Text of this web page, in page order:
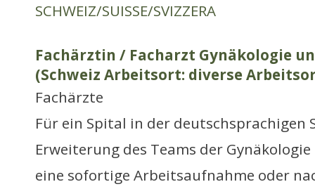
SCHWEIZ/SUISSE/SVIZZERA
Fachärztin / Facharzt Gynäkologie
(Schweiz Arbeitsort: diverse
Fachärzte
Für ein Spital in der deutschsprachigen
Erweiterung des Teams der
eine sofortige Arbeitsaufnahme oder